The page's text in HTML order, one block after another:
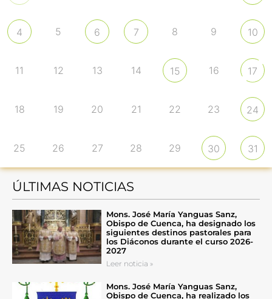
4 5 6 7 8 9 10
11 12 13 14 15 16 17
18 19 20 21 22 23 24
25 26 27 28 29 30 31
ÚLTIMAS NOTICIAS
Mons. José María Yanguas Sanz,
Obispo de Cuenca, ha designado los
siguientes destinos pastorales para
los Diáconos durante el curso 2026-
2027
Leer noticia »
Mons. José María Yanguas Sanz,
Obispo de Cuenca, ha realizado los